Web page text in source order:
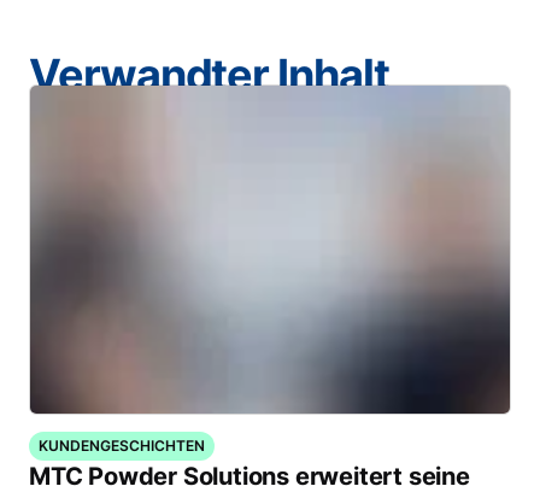
Verwandter Inhalt
KUNDENGESCHICHTEN
MTC Powder Solutions erweitert seine